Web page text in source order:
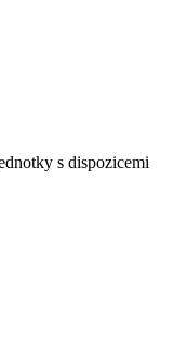
s dispozicemi